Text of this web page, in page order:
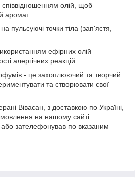
співвідношенням олій, щоб
аромат.
пульсуючі точки тіла (зап'ястя,
ефірних олій
алергічних реакцій.
- це захоплюючий та творчий
та створювати свої
Вівасан, з доставкою по Україні,
на нашому сайті
зателефонував по вказаним